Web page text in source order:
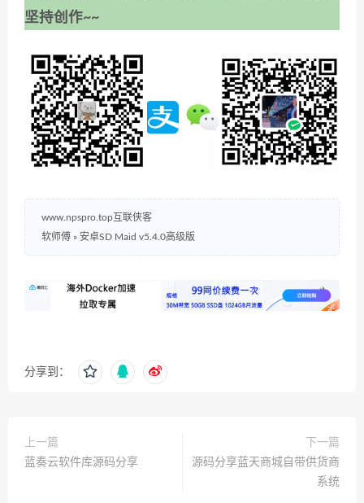
坚持创作~~
www.npspro.top互联侠客
软师傅 » 安卓SD Maid v5.4.0高级版
分享到：
上一篇
蓝奏云软件库源码分享
下一篇
源码分享蓝天商城自带供货商
系统